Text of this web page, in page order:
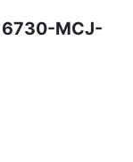
MCJ-